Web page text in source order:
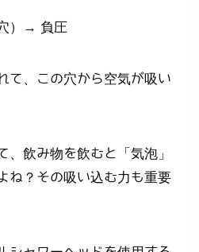
）→ 負圧
て、この穴から空気が吸い
、飲み物を飲むと「気泡」
ね？その吸い込む力も重要